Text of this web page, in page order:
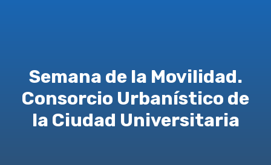
Semana de la Movilidad.
Consorcio Urbanístico de
la Ciudad Universitaria